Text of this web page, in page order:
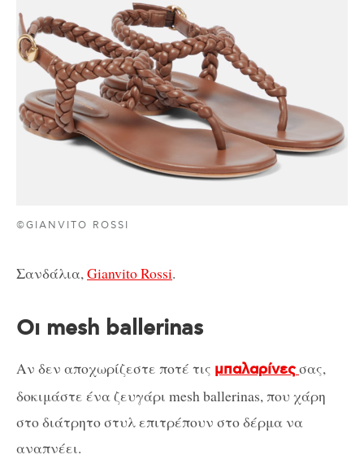
©GIANVITO ROSSI
Σανδάλια,Gianvito Rossi.
Οι mesh ballerinas
Αν δεν αποχωρίζεστε ποτέ τις μπαλαρίνεςσας,
δοκιμάστε ένα ζευγάρι mesh ballerinas, που χάρη
στο διάτρητο στυλ επιτρέπουν στο δέρμα να
αναπνέει.